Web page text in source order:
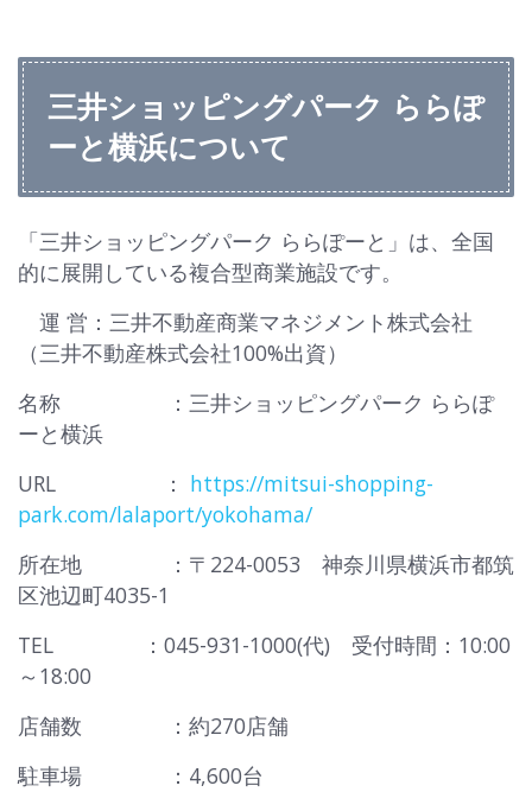
三井ショッピングパーク ららぽ
ーと横浜について
「三井ショッピングパーク ららぽーと」は、全国
的に展開している複合型商業施設です。
運 営：三井不動産商業マネジメント株式会社
（三井不動産株式会社100%出資）
名称 ：三井ショッピングパーク ららぽ
ーと横浜
URL ： https://mitsui-shopping-
park.com/lalaport/yokohama/
所在地 ：〒224-0053 神奈川県横浜市都筑
区池辺町4035-1
TEL ：045-931-1000(代) 受付時間：10:00
～18:00
店舗数 ：約270店舗
駐車場 ：4,600台